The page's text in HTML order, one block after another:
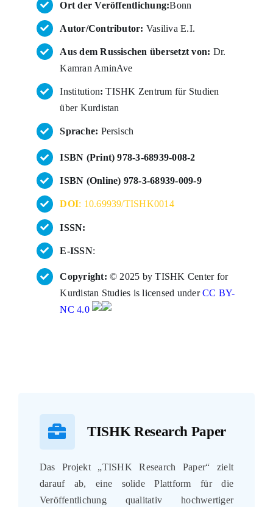
Ort der Veröffentlichung:Bonn
Autor/Contributor: Vasiliva E.I.
Aus dem Russischen übersetzt von: Dr.
Kamran AminAve
Institution: TISHK Zentrum für Studien
über Kurdistan
Sprache: Persisch
ISBN (Print) 978-3-68939-008-2
ISBN (Online) 978-3-68939-009-9
DOI: 10.69939/TISHK0014
ISSN:
E-ISSN:
Copyright: © 2025 by TISHK Center for
Kurdistan Studies is licensed underCC BY-
NC 4.0
TISHK Research Paper
Das Projekt „TISHK Research Paper“ zielt
darauf ab, eine solide Plattform für die
Veröffentlichung qualitativ hochwertiger